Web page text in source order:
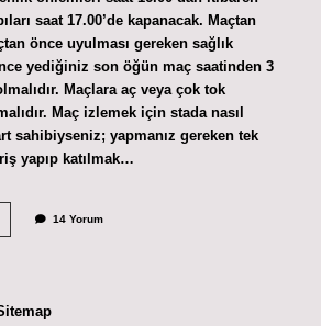
saat 17.00’de kapanacak. Maçtan
önce uyulması gereken sağlık
yediğiniz son öğün maç saatinden 3
Maçlara aç veya çok tok
Maç izlemek için stada nasıl
sahibiyseniz; yapmanız gereken tek
yapıp katılmak…
14 Yorum